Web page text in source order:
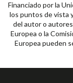
Financiado por la
los puntos de vista
del autor o
Europea o la
Europea pueden